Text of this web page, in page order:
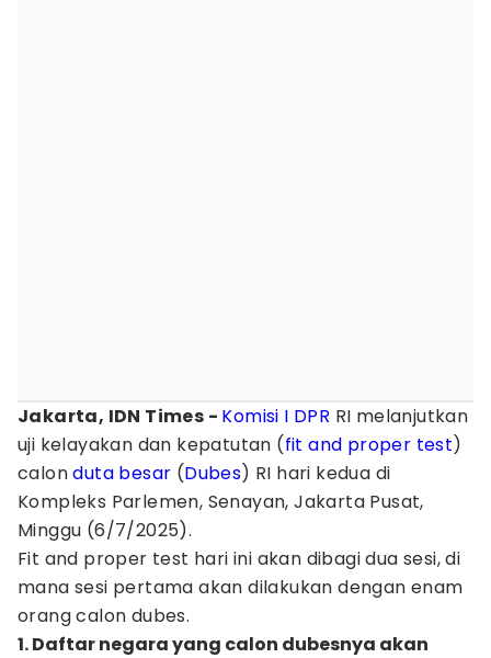
Jakarta, IDN Times - Komisi I DPR RI melanjutkan
uji kelayakan dan kepatutan (fit and proper test)
calonduta besar (Dubes) RI hari kedua di
Kompleks Parlemen, Senayan, Jakarta Pusat,
Minggu (6/7/2025).
Fit and proper test hari ini akan dibagi dua sesi, di
mana sesi pertama akan dilakukan dengan enam
orang calon dubes.
1. Daftar negara yang calon dubesnya akan